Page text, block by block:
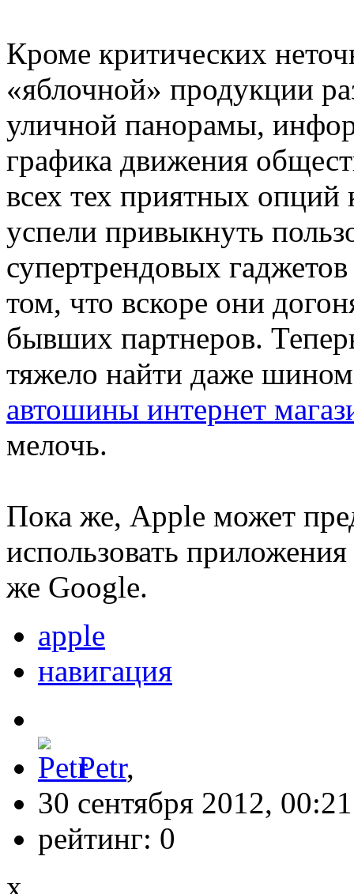
Кроме критических
«яблочной» продукции
уличной панорамы,
графика движения
всех тех приятных опций
успели привыкнуть
супертрендовых
том, что вскоре они
бывших партнеров.
тяжело найти даже
автошины интернет
мелочь.
Пока же, Apple может
использовать
же Google.
apple
навигация
Petr,
30 сентября 2012, 00:21
рейтинг: 0
x